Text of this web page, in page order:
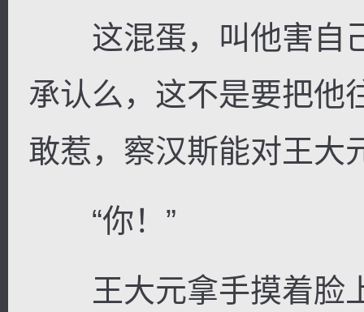
这混蛋，叫他害自
承认么，这不是要把他
敢惹，察汉斯能对王大
“你！”
王大元拿手摸着脸